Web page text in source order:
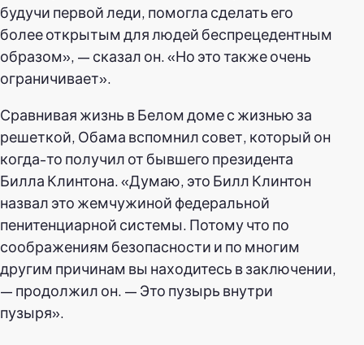
будучи первой леди, помогла сделать его
более открытым для людей беспрецедентным
образом», — сказал он. «Но это также очень
ограничивает».
Сравнивая жизнь в Белом доме с жизнью за
решеткой, Обама вспомнил совет, который он
когда-то получил от бывшего президента
Билла Клинтона. «Думаю, это Билл Клинтон
назвал это жемчужиной федеральной
пенитенциарной системы. Потому что по
соображениям безопасности и по многим
другим причинам вы находитесь в заключении,
— продолжил он. — Это пузырь внутри
пузыря».